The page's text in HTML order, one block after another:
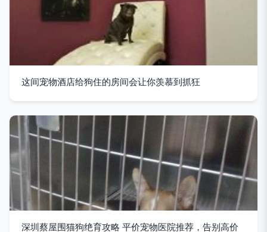
这间宠物酒店给狗住的房间会让你羡慕到抓狂
深圳蔡屋围猫狗绝育攻略 平价宠物医院推荐，告别高价